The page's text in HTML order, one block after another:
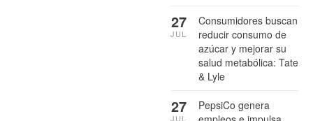
Consumidores buscan
reducir consumo de
azúcar y mejorar su
salud metabólica: Tate
& Lyle
27
JUL
PepsiCo genera
27
JUL